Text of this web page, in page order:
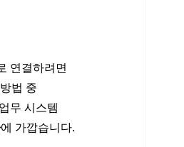
연결하려면
법 중
무 시스템
에 가깝습니다.